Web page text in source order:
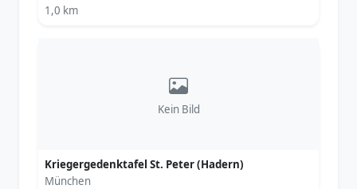
1,0 km
Kein Bild
Kriegergedenktafel St. Peter (Hadern)
München